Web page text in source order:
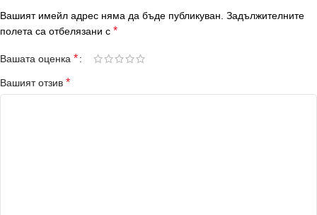
Вашият имейл адрес няма да бъде публикуван. Задължителните
полета са отбелязани с *
Вашата оценка *
Вашият отзив *